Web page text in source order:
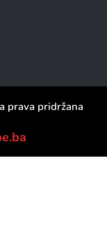
prava pridržana